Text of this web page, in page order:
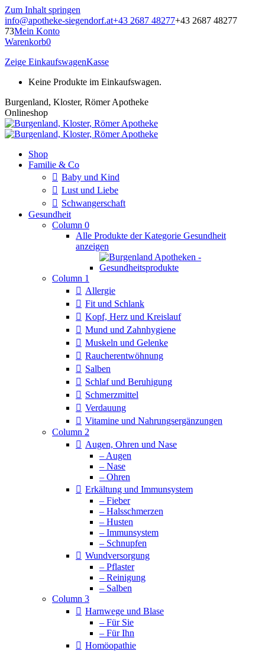
Zum Inhalt springen
info@apotheke-siegendorf.at+43 2687 48277+43 2687 48277
73Mein Konto
Warenkorb0
Zeige EinkaufswagenKasse
Keine Produkte im Einkaufswagen.
Burgenland, Kloster, Römer Apotheke
Onlineshop
Shop
Familie & Co
Baby und Kind
Lust und Liebe
Schwangerschaft
Gesundheit
Column 0
Alle Produkte der Kategorie Gesundheit
anzeigen
Column 1
Allergie
Fit und Schlank
Kopf, Herz und Kreislauf
Mund und Zahnhygiene
Muskeln und Gelenke
Raucherentwöhnung
Salben
Schlaf und Beruhigung
Schmerzmittel
Verdauung
Vitamine und Nahrungsergänzungen
Column 2
Augen, Ohren und Nase
– Augen
– Nase
– Ohren
Erkältung und Immunsystem
– Fieber
– Halsschmerzen
– Husten
– Immunsystem
– Schnupfen
Wundversorgung
– Pflaster
– Reinigung
– Salben
Column 3
Harnwege und Blase
– Für Sie
– Für Ihn
Homöopathie